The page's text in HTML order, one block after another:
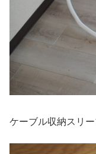
ケーブル収納スリ